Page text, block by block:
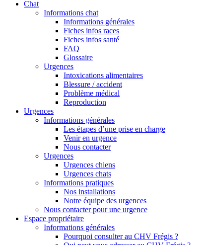
Chat
Informations chat
Informations générales
Fiches infos races
Fiches infos santé
FAQ
Glossaire
Urgences
Intoxications alimentaires
Blessure / accident
Problème médical
Reproduction
Urgences
Informations générales
Les étapes d’une prise en charge
Venir en urgence
Nous contacter
Urgences
Urgences chiens
Urgences chats
Informations pratiques
Nos installations
Notre équipe des urgences
Nous contacter pour une urgence
Espace propriétaire
Informations générales
Pourquoi consulter au CHV Frégis ?